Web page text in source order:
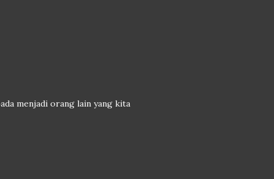
menjadi orang lain yang kita